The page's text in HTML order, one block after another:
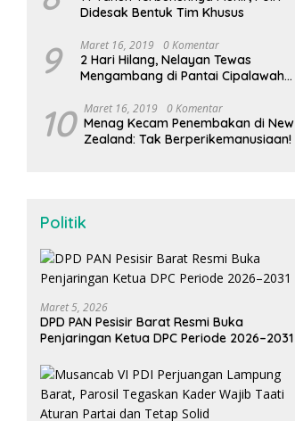
Didesak Bentuk Tim Khusus
9 Maret 16, 2019 0 Komentar
2 Hari Hilang, Nelayan Tewas
Mengambang di Pantai Cipalawah
10 Maret 16, 2019 0 Komentar
Menag Kecam Penembakan di New
Zealand: Tak Berperikemanusiaan!
Politik
Maret 5, 2026
DPD PAN Pesisir Barat Resmi Buka
Penjaringan Ketua DPC Periode 2026–2031